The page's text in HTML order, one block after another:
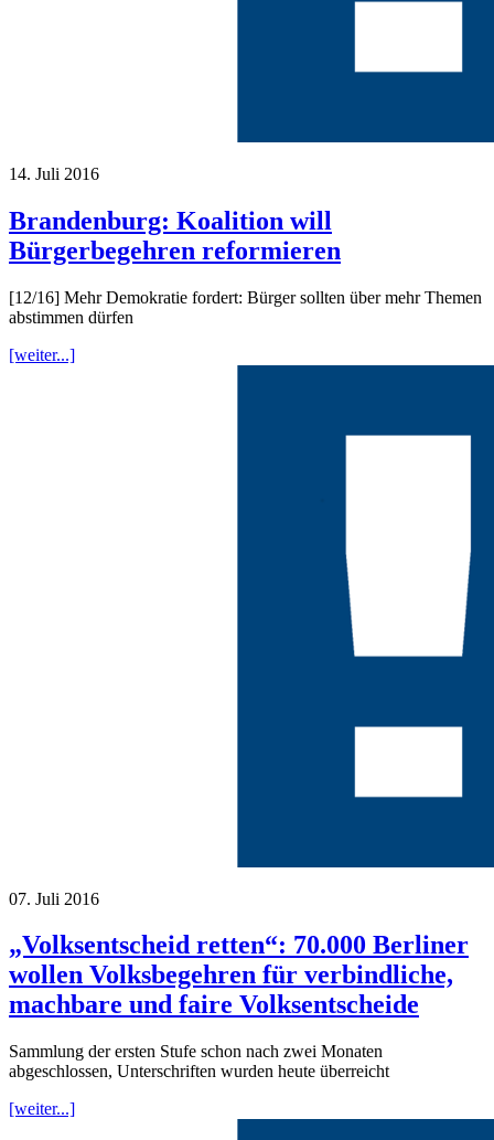
14. Juli 2016
Brandenburg: Koalition will
Bürgerbegehren reformieren
[12/16] Mehr Demokratie fordert: Bürger sollten über mehr Themen
abstimmen dürfen
[weiter...]
07. Juli 2016
„Volksentscheid retten“: 70.000 Berliner
wollen Volksbegehren für verbindliche,
machbare und faire Volksentscheide
Sammlung der ersten Stufe schon nach zwei Monaten
abgeschlossen, Unterschriften wurden heute überreicht
[weiter...]